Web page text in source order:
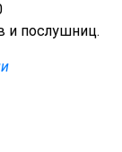
и послушниц.